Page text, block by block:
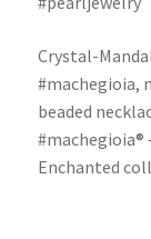
Crystal-
#machegioia,
beaded
Enchanted